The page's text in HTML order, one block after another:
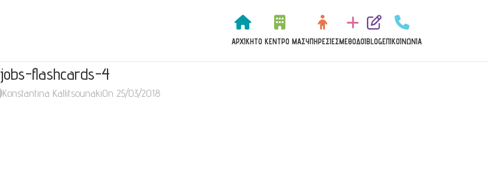
ΑΡΧΙΚΉΤΟ ΚΈΝΤΡΟ ΜΑΣΥΠΗΡΕΣΊΕΣMΈΘΟΔΟΙBLOGΕΠΙΚΟΙΝΩΝΊΑ
jobs-flashcards-4
Konstantina KallitsounakiOn 25/03/2018